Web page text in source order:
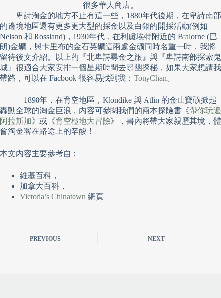
很多華人商店。
卑詩淘金的地方不止有這一些，1880年代後期，在卑詩南部
的邊境地區還有更多更大型的採金以及白銀的開採活動(例如
Nelson 和 Rossland)，1930年代，在利盧埃特附近的 Bralorne (巴
朗)金礦，與卡里布的金石英礦這兩處金礦同時名重一時，我將
留待後文介紹。以上的『北卑詩尋金之旅』與『卑詩南部探索鬼
城』很適合大家安排一個星期時間去尋幽探秘，如果大家想請我
帶路，可以在 Facbook 很容易找到我： TonyChan。
1898年，在育空地區，Klondike 與 Atlin 的金山寶礦掀起
轟動全球的淘金巨浪，內容可參閱我們的兩本探險書《帶你玩遍
阿拉斯加》或《育空極地大冒險》，書內將帶大家親歷其境，體
會淘金客在路途上的辛酸！
本文內容主要參考自：
維基百科，
加拿大百科，
Victoria’s Chinatown 網頁
PREVIOUS NEXT